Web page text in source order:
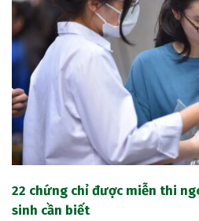
22 chứng chỉ được miễn thi
sinh cần biết